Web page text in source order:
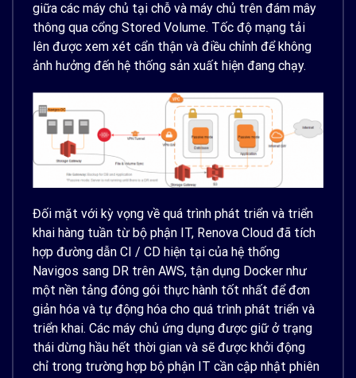
giữa các máy chủ tại chỗ và máy chủ trên đám mây
thông qua cổng Stored Volume. Tốc độ mạng tải
lên được xem xét cẩn thận và điều chỉnh để không
ảnh hưởng đến hệ thống sản xuất hiện đang chạy.
Đối mặt với kỳ vọng về quá trình phát triển và triển
khai hàng tuần từ bộ phận IT, Renova Cloud đã tích
hợp đường dẫn CI / CD hiện tại của hệ thống
Navigos sang DR trên AWS, tận dụng Docker như
một nền tảng đóng gói thực hành tốt nhất để đơn
giản hóa và tự động hóa cho quá trình phát triển và
triển khai. Các máy chủ ứng dụng được giữ ở trạng
thái dừng hầu hết thời gian và sẽ được khởi động
chỉ trong trường hợp bộ phận IT cần cập nhật phiên